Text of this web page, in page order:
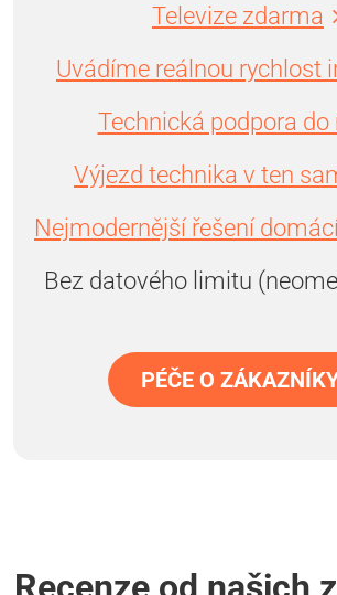
Televize zdarma
Uvádíme reálnou rychlost
Technická podpora do
Výjezd technika v ten
Nejmodernější řešení
Bez datového limitu
PÉČE O